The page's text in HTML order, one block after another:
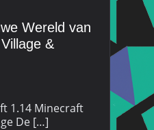
Wereld van
&
1.14 Minecraft
De […]